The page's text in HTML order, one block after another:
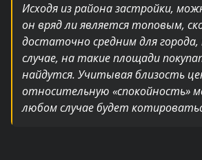
Исходя из района застройки,
он вряд ли является топовым,
достаточно средним для
случае, на такие площади
найдутся. Учитывая близость
относительную «спокойность»
любом случае будет